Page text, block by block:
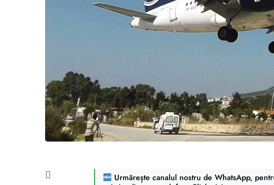
Urmărește canalul nostru de WhatsApp,